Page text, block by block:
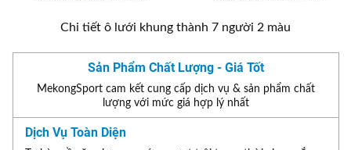
Chi tiết ô lưới khung thành 7 người 2 màu
Sản Phẩm Chất Lượng - Giá Tốt
MekongSport cam kết cung cấp dịch vụ & sản phẩm chất
lượng với mức giá hợp lý nhất
Dịch Vụ Toàn Diện